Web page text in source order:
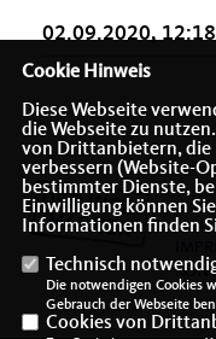
02.09.2020,
Cookie Hinweis
Diese Webseite
die Webseite zu
von Drittanbietern, die
verbessern (Website-
bestimmter Dienste,
Einwilligung können
Informationen finden
Technisch
Die notwendigen Cookies
Gebrauch der Webseite
Cookies von